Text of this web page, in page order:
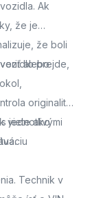
Ak
že je
že boli
alebo
prejde,
originality
viete ako
jednotlivými
Technik v